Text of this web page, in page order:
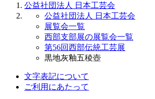
公益社団法人 日本工芸会
公益社団法人 日本工芸会
展覧会一覧
西部支部展の展覧会一覧
第56回西部伝統工芸展
黒地灰釉五稜壺
文字表記について
ご利用にあたって